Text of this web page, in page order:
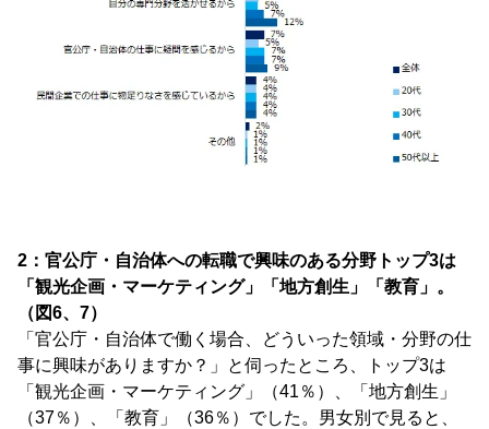
2：官公庁・自治体への転職で興味のある分野トップ3は
「観光企画・マーケティング」「地方創生」「教育」。
（図6、7）
「官公庁・自治体で働く場合、どういった領域・分野の仕
事に興味がありますか？」と伺ったところ、トップ3は
「観光企画・マーケティング」（41％）、「地方創生」
（37％）、「教育」（36％）でした。男女別で見ると、